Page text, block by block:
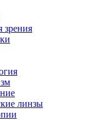
зрения
линзы